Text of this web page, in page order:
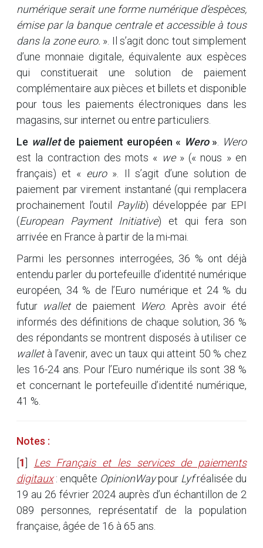
numérique serait une forme numérique d’espèces,
émise par la banque centrale et accessible à tous
dans la zone euro. ». Il s’agit donc tout simplement
d’une monnaie digitale, équivalente aux espèces
qui constituerait une solution de paiement
complémentaire aux pièces et billets et disponible
pour tous les paiements électroniques dans les
magasins, sur internet ou entre particuliers.
Le walletde paiement européen « Wero»
Wero
est la contraction des mots « we» (« nous » en
français) et « euro». Il s’agit d’une solution de
paiement par virement instantané (qui remplacera
prochainement l’outil
Paylib) développée par EPI
(European Payment Initiative) et qui fera son
arrivée en France à partir de la mi-mai.
Parmi les personnes interrogées, 36 % ont déjà
entendu parler du portefeuille d’identité numérique
européen, 34 % de l’Euro numérique et 24 % du
futur walletde paiement Wero. Après avoir été
informés des définitions de chaque solution, 36 %
des répondants se montrent disposés à utiliser ce
walletà l’avenir, avec un taux qui atteint 50 % chez
les 16-24 ans. Pour l’Euro numérique ils sont 38 %
et concernant le portefeuille d’identité numérique,
41 %.
Notes :
1
Les Français et les services de paiements
digitaux: enquête OpinionWaypour Lyfréalisée du
19 au 26 février 2024 auprès d’un échantillon de 2
089 personnes, représentatif de la population
française, âgée de 16 à 65 ans.